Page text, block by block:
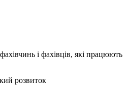
і фахівців, які працюють
розвиток